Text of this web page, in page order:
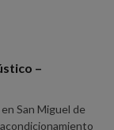
–
San Miguel de